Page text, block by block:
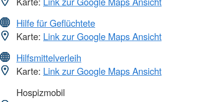
Hilfe für Geflüchtete
Karte: Link zur Google Maps Ansicht
Hilfsmittelverleih
Karte: Link zur Google Maps Ansicht
Hospizmobil